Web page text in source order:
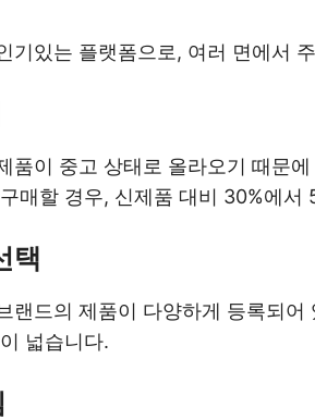
기있는 플랫폼으로, 여러 면에서
품이 중고 상태로 올라오기 때문
매할 경우, 신제품 대비 30%에
택
랜드의 제품이 다양하게 등록되
넓습니다.